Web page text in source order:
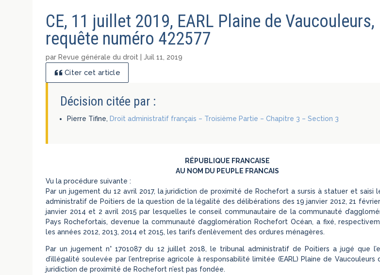
CE, 11 juillet 2019, EARL Plaine de Vaucouleurs,
requête numéro 422577
par Revue générale du droit |Juil 11, 2019
Citer cet article
Décision citée par :
Pierre Tifine, Droit administratif français – Troisième Partie – Chapitre 3 – Section 3
RÉPUBLIQUE FRANCAISE
AU NOM DU PEUPLE FRANCAIS
Vu la procédure suivante :
Par un jugement du 12 avril 2017, la juridiction de proximité de Rochefort a sursis à statuer et saisi
administratif de Poitiers de la question de la légalité des délibérations des 19 janvier 2012, 21 février
janvier 2014 et 2 avril 2015 par lesquelles le conseil communautaire de la communauté
Pays Rochefortais, devenue la communauté d’agglomération Rochefort Océan, a fixé,
les années 2012, 2013, 2014 et 2015, les tarifs d’enlèvement des ordures ménagères.
Par un jugement n° 1701087 du 12 juillet 2018, le tribunal administratif de Poitiers a jugé que
d’illégalité soulevée par l’entreprise agricole à responsabilité limitée (EARL) Plaine de Vaucouleurs
juridiction de proximité de Rochefort n’est pas fondée.